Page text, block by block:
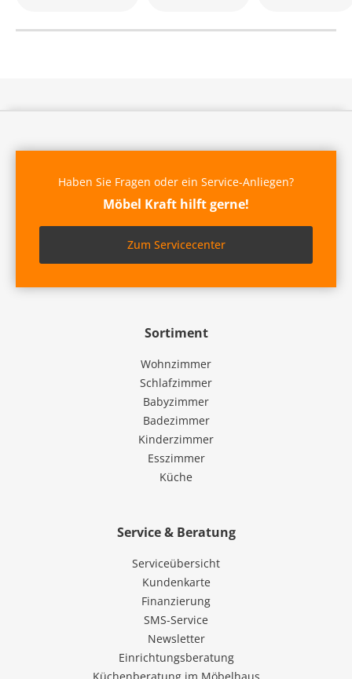
Sortiment
Wohnzimmer
Schlafzimmer
Babyzimmer
Badezimmer
Kinderzimmer
Esszimmer
Küche
Service & Beratung
Serviceübersicht
Kundenkarte
Finanzierung
SMS-Service
Newsletter
Einrichtungsberatung
Haben Sie Fragen oder ein Service-Anliegen?
Möbel Kraft hilft gerne!
Zum Servicecenter